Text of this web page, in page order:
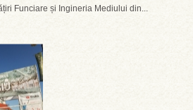
Funciare și Ingineria Mediului din...